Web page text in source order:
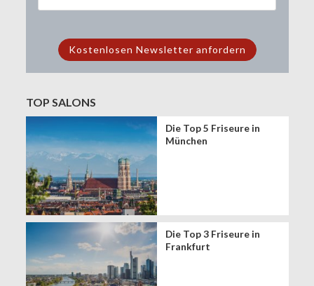
TOP SALONS
Die Top 5 Friseure in
München
Die Top 3 Friseure in
Frankfurt